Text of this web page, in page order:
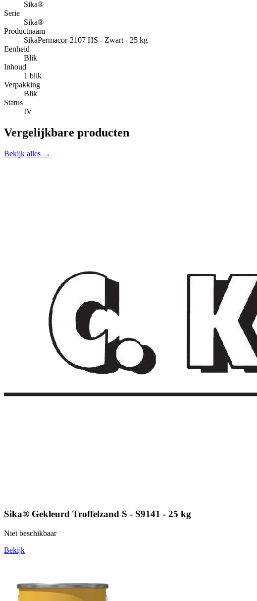
Sika®
Serie
Sika®
Productnaam
SikaPermacor-2107 HS - Zwart - 25 kg
Eenheid
Blik
Inhoud
1 blik
Verpakking
Blik
Status
IV
Vergelijkbare producten
Bekijk alles →
Sika® Gekleurd Troffelzand S - S9141 - 25 kg
Niet beschikbaar
Bekijk